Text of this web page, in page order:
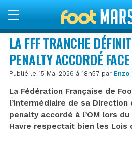
LA FFF TRANCHE
PENALTY ACCORDÉ
Publié le 15 Mai 2026 à 18h57 par Enzo
La Fédération Française de
l’intermédiaire de sa Direction
penalty accordé à l’OM lors
Havre respectait bien les Lois